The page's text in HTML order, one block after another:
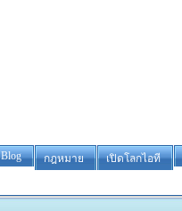
Blog กฎหมาย เปิดโลกไอที